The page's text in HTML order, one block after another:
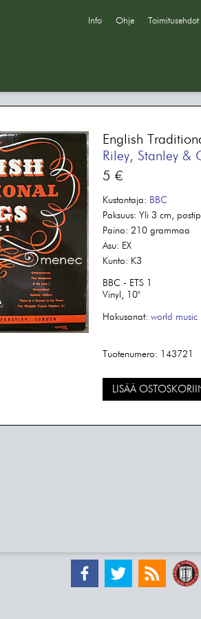
Info Ohje Toimitusehdot
English
Riley, Stanley &
5 €
Kustantaja: BBC
Paksuus: Yli 3 cm,
Paino: 210 grammaa
Asu: EX
Kunto: K3
BBC - ETS 1
Vinyl, 10"
Hakusanat: world music
Tuotenumero: 143721
LISÄÄ